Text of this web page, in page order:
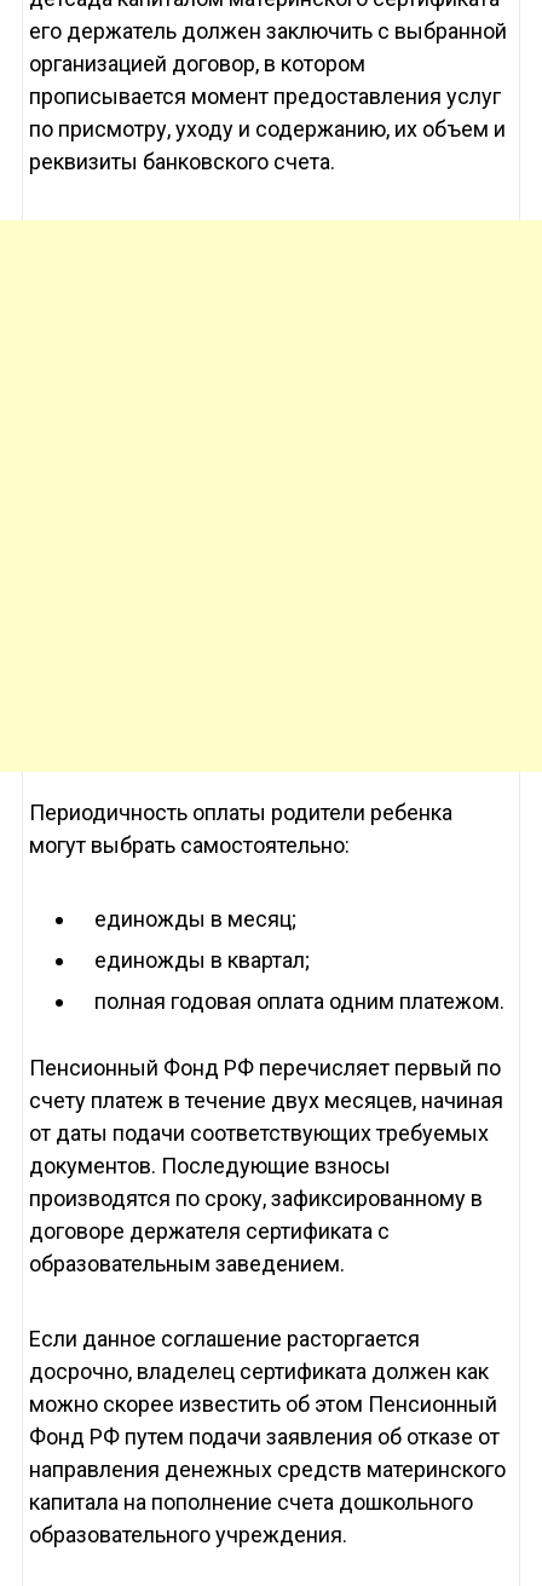
его держатель должен заключить с выбранной
организацией договор, в котором
прописывается момент предоставления услуг
по присмотру, уходу и содержанию, их объем и
реквизиты банковского счета.
Периодичность оплаты родители ребенка
могут выбрать самостоятельно:
единожды в месяц;
единожды в квартал;
полная годовая оплата одним платежом.
Пенсионный Фонд РФ перечисляет первый по
счету платеж в течение двух месяцев, начиная
от даты подачи соответствующих требуемых
документов. Последующие взносы
производятся по сроку, зафиксированному в
договоре держателя сертификата с
образовательным заведением.
Если данное соглашение расторгается
досрочно, владелец сертификата должен как
можно скорее известить об этом Пенсионный
Фонд РФ путем подачи заявления об отказе от
направления денежных средств материнского
капитала на пополнение счета дошкольного
образовательного учреждения.